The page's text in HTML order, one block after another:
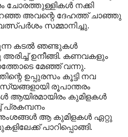
ചോരത്തുള്ളികള്‍ നക്കി
അവന്റെ ദേഹത്ത് ചാഞ്ഞു
സമ്മാനിച്ചു.
കടല്‍ ഞണ്ടുകള്‍
ഉനീങ്ങി. കണവകളും
മേഞ്ഞ് വന്നു.
ഉപ്പുരസം കൂട്ടി നവ
രൂപാന്തരം
ആയിരമായിരം കുമിളകള്‍‍
പ്രകമ്പനം
ആ കുമിളകള്‍‍ ഏറ്റു
പാറിപ്പൊങ്ങി.